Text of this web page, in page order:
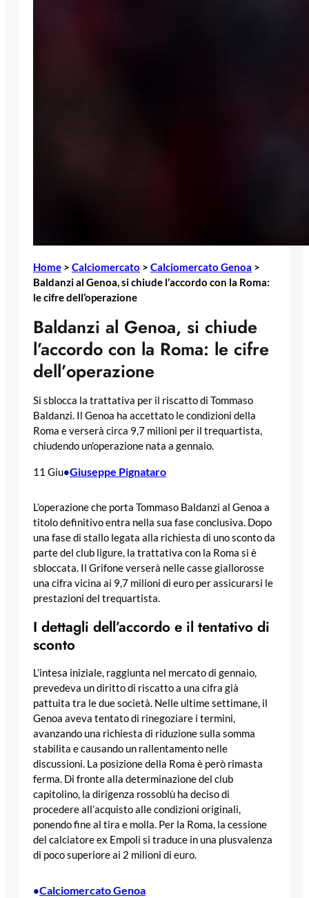
Home > Calciomercato > Calciomercato Genoa >
Baldanzi al Genoa, si chiude l’accordo con la Roma:
le cifre dell’operazione
Baldanzi al Genoa, si chiude
l’accordo con la Roma: le cifre
dell’operazione
Si sblocca la trattativa per il riscatto di Tommaso
Baldanzi. Il Genoa ha accettato le condizioni della
Roma e verserà circa 9,7 milioni per il trequartista,
chiudendo un’operazione nata a gennaio.
11 Giu•Giuseppe Pignataro
L’operazione che porta Tommaso Baldanzi al Genoa a
titolo definitivo entra nella sua fase conclusiva. Dopo
una fase di stallo legata alla richiesta di uno sconto da
parte del club ligure, la trattativa con la Roma si è
sbloccata. Il Grifone verserà nelle casse giallorosse
una cifra vicina ai 9,7 milioni di euro per assicurarsi le
prestazioni del trequartista.
I dettagli dell’accordo e il tentativo di
sconto
L’intesa iniziale, raggiunta nel mercato di gennaio,
prevedeva un diritto di riscatto a una cifra già
pattuita tra le due società. Nelle ultime settimane, il
Genoa aveva tentato di rinegoziare i termini,
avanzando una richiesta di riduzione sulla somma
stabilita e causando un rallentamento nelle
discussioni. La posizione della Roma è però rimasta
ferma. Di fronte alla determinazione del club
capitolino, la dirigenza rossoblù ha deciso di
procedere all’acquisto alle condizioni originali,
ponendo fine al tira e molla. Per la Roma, la cessione
del calciatore ex Empoli si traduce in una plusvalenza
di poco superiore ai 2 milioni di euro.
•Calciomercato Genoa